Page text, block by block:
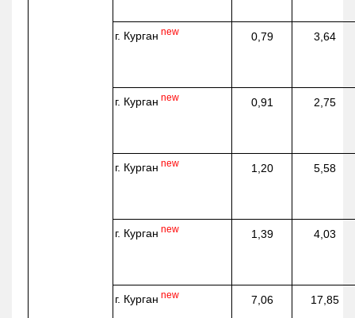
г. Курган new 0,79 3,64
г. Курган new 0,91 2,75
г. Курган new 1,20 5,58
г. Курган new 1,39 4,03
г. Курган new 7,06 17,85